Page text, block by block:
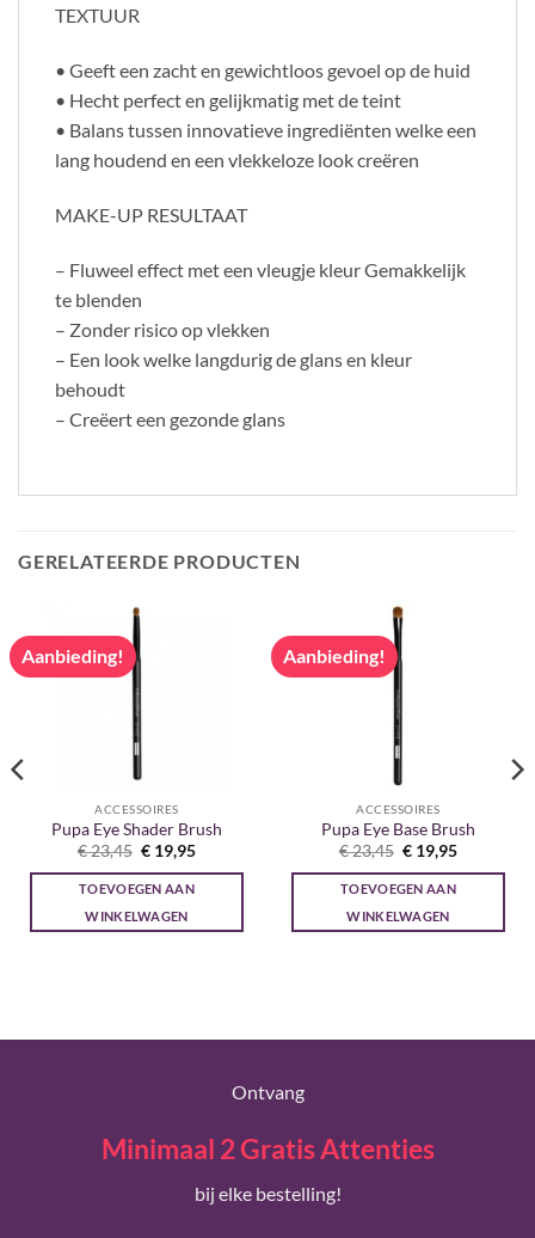
TEXTUUR
• Geeft een zacht en gewichtloos gevoel op de huid
• Hecht perfect en gelijkmatig met de teint
• Balans tussen innovatieve ingrediënten welke een
lang houdend en een vlekkeloze look creëren
MAKE-UP RESULTAAT
– Fluweel effect met een vleugje kleur Gemakkelijk
te blenden
– Zonder risico op vlekken
– Een look welke langdurig de glans en kleur
behoudt
– Creëert een gezonde glans
GERELATEERDE PRODUCTEN
Aanbieding!
ACCESSOIRES
Pupa Eye Shader Brush
€23,45 Oorspronkelijke
prijs
was:
€ 23,45.
€ 19,95Huidige
is:
TOEVOEGEN AAN
WINKELWAGEN
Aanbieding!
ACCESSOIRES
Pupa Eye Base Brush
€23,45 Oorspronkelijke
prijs
was:
€ 23,45.
€ 19,95Huidige
is:
TOEVOEGEN AAN
WINKELWAGEN
Ontvang
Minimaal 2 Gratis Attenties
bij elke bestelling!